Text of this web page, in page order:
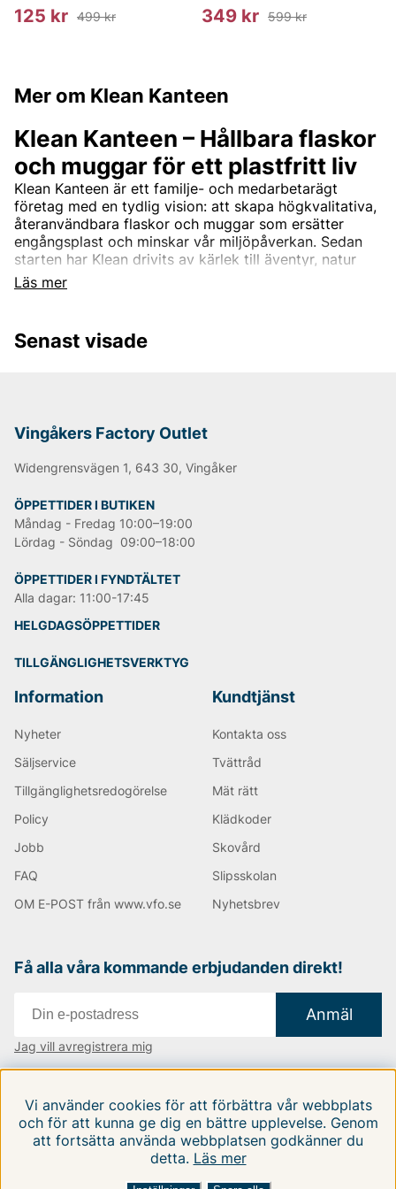
125 kr 499 kr 349 kr 599 kr
Mer om Klean Kanteen
Läs mer
Klean Kanteen – Hållbara flaskor
och muggar för ett plastfritt liv
Klean Kanteen är ett familje- och medarbetarägt
företag med en tydlig vision: att skapa högkvalitativa,
återanvändbara flaskor och muggar som ersätter
engångsplast och minskar vår miljöpåverkan. Sedan
starten har Klean drivits av kärlek till äventyr, natur
och hållbarhet – och allt tillverkas med omtanke om
både människa och planet.
Klimatneutralt och ansvarstagande
leverans. Alla produkter är 100% koldioxidneutrala och
skapade för att hålla länge, vilket gör dem till ett
smart och hållbart alternativ för både vardag och
För en hållbar vardag och aktiva
äventyr
I sortimentet finns dricksflaskor, termosar,
kaffemuggar och tillbehör i rostfritt stål, designade för
att vara lätta, slitstarka och fria från skadliga ämnen.
oavsett om du är på jobbet, i träningsspåret eller på
Senast visade
Vingåkers Factory Outlet
Widengrensvägen 1, 643 30, Vingåker
ÖPPETTIDER I BUTIKEN
Måndag - Fredag 10:00–19:00
Lördag - Söndag 09:00–18:00
ÖPPETTIDER I FYNDTÄLTET
Alla dagar: 11:00-17:45
HELGDAGSÖPPETTIDER
TILLGÄNGLIGHETSVERKTYG
Information
Nyheter
Säljservice
Tillgänglighetsredogörelse
Policy
Jobb
FAQ
OM E-POST från www.vfo.se
Kundtjänst
Kontakta oss
Tvättråd
Mät rätt
Klädkoder
Skovård
Slipsskolan
Nyhetsbrev
Få alla våra kommande erbjudanden direkt!
Anmäl
Jag vill avregistrera mig
Följ oss på våra sociala medier
Vi använder cookies för att förbättra vår webbplats
och för att kunna ge dig en bättre upplevelse. Genom
att fortsätta använda webbplatsen godkänner du
detta. Läs mer